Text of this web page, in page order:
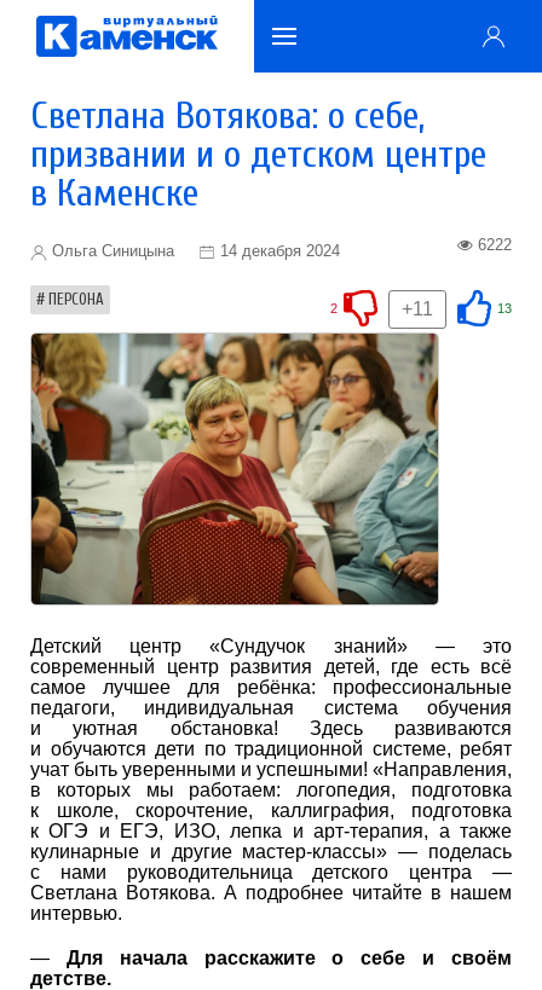
Светлана Вотякова: о себе,
призвании и о детском центре
в Каменске
Ольга Синицына 14 декабря 2024 6222
ПЕРСОНА 13
+11
2
Детский центр «Сундучок знаний» — это
современный центр развития детей, где есть всё
самое лучшее для ребёнка: профессиональные
педагоги, индивидуальная система обучения
и уютная обстановка! Здесь развиваются
и обучаются дети по традиционной системе, ребят
учат быть уверенными и успешными! «Направления,
в которых мы работаем: логопедия, подготовка
к школе, скорочтение, каллиграфия, подготовка
к ОГЭ и ЕГЭ, ИЗО, лепка и арт-терапия, а также
кулинарные и другие мастер-классы» — поделась
с нами руководительница детского центра —
Светлана Вотякова. А подробнее читайте в нашем
интервью.
— Для начала расскажите о себе и своём
детстве.